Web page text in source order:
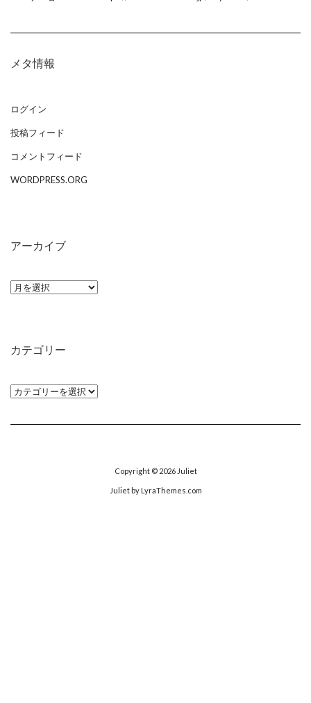
メタ情報
ログイン
投稿フィード
コメントフィード
WORDPRESS.ORG
アーカイブ
ア
ブ
カテゴリー
カ
ゴ
Copyright © 2026 Juliet
Julietby LyraThemes.com